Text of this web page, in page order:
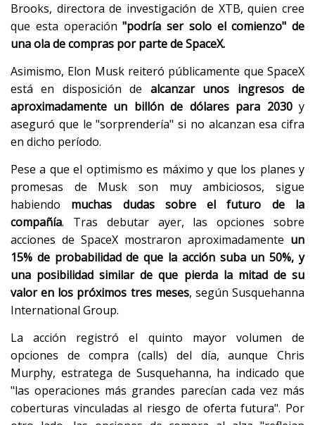
Brooks, directora de investigación de XTB, quien cree
que esta operación"podría ser solo el comienzo" de
una ola de compras por parte de SpaceX.
Asimismo, Elon Musk reiteró públicamente que SpaceX
está en disposición de alcanzar unos ingresos de
aproximadamente un billón de dólares para 2030y
aseguró que le "sorprendería" si no alcanzan esa cifra
en dicho período.
Pese a que el optimismo es máximo y que los planes y
promesas de Musk son muy ambiciosos, sigue
habiendo muchas dudas sobre el futuro de la
compañía. Tras debutar ayer, las opciones sobre
acciones de SpaceX mostraron aproximadamente un
15% de probabilidad de que la acción suba un 50%, y
una posibilidad similar de que pierda la mitad de su
valor en los próximos tres meses, según Susquehanna
International Group.
La acción registró el quinto mayor volumen de
opciones de compra (calls) del día, aunque Chris
Murphy, estratega de Susquehanna, ha indicado que
"las operaciones más grandes parecían cada vez más
coberturas vinculadas al riesgo de oferta futura". Por